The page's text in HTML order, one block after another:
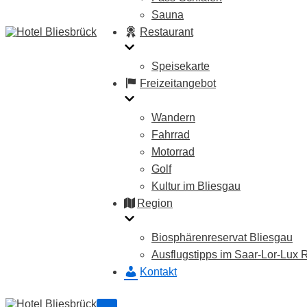
Sauna
Restaurant
Speisekarte
Freizeitangebot
Wandern
Fahrrad
Motorrad
Golf
Kultur im Bliesgau
Region
Biosphärenreservat Bliesgau
Ausflugstipps im Saar-Lor-Lux
Kontakt